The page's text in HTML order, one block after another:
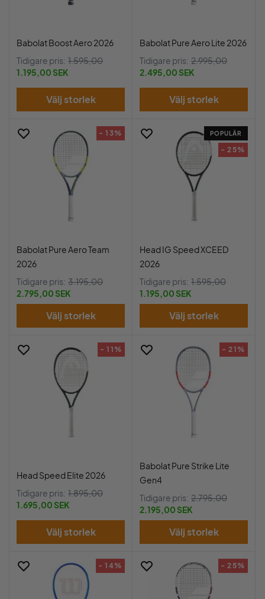
Babolat Boost Aero 2026
Tidigare pris: 1.595,00
1.195,00 SEK
Välj storlek
Babolat Pure Aero Lite 2026
Tidigare pris: 2.995,00
2.495,00 SEK
Välj storlek
- 13%
Babolat Pure Aero Team
2026
Tidigare pris: 3.195,00
2.795,00 SEK
Välj storlek
POPULÄR
- 25%
Head IG Speed XCEED
2026
Tidigare pris: 1.595,00
1.195,00 SEK
Välj storlek
- 11%
Head Speed Elite 2026
Tidigare pris: 1.895,00
1.695,00 SEK
Välj storlek
- 21%
Babolat Pure Strike Lite
Gen4
Tidigare pris: 2.795,00
2.195,00 SEK
Välj storlek
- 14% - 25%